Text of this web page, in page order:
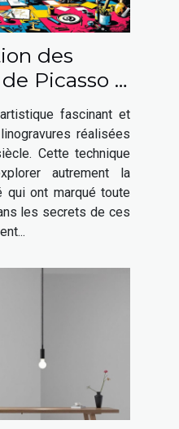
des
Picasso :
son génie
fascinant et
réalisées
Cette technique
autrement la
qui ont marqué toute
les secrets de ces